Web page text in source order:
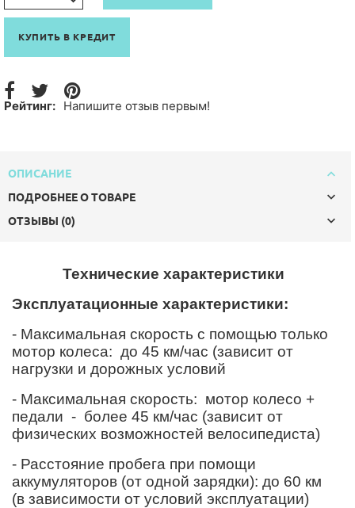
КУПИТЬ В КРЕДИТ
Рейтинг: Напишите отзыв первым!
ОПИСАНИЕ
ПОДРОБНЕЕ О ТОВАРЕ
ОТЗЫВЫ (0)
Технические характеристики
Эксплуатационные характеристики:
- Максимальная скорость с помощью только
мотор колеса: до 45 км/час (зависит от
нагрузки и дорожных условий
- Максимальная скорость: мотор колесо +
педали - более 45 км/час (зависит от
физических возможностей велосипедиста)
- Расстояние пробега при помощи
аккумуляторов (от одной зарядки): до 60 км
(в зависимости от условий эксплуатации)